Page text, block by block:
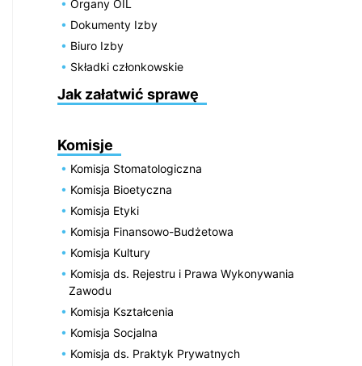
Organy OIL
Dokumenty Izby
Biuro Izby
Składki członkowskie
Jak załatwić sprawę
Komisje
Komisja Stomatologiczna
Komisja Bioetyczna
Komisja Etyki
Komisja Finansowo-Budżetowa
Komisja Kultury
Komisja ds. Rejestru i Prawa Wykonywania
Zawodu
Komisja Kształcenia
Komisja Socjalna
Komisja ds. Praktyk Prywatnych